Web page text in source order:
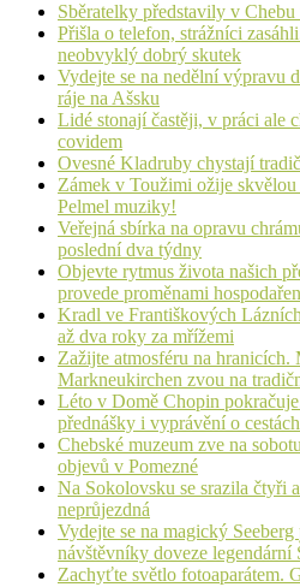
Sběratelky představily v
Přišla o telefon, strážníci
neobvyklý dobrý skutek
Vydejte se na nedělní výpravu
ráje na Ašsku
Lidé stonají častěji, v práci ale
covidem
Ovesné Kladruby chystají
Zámek v Toužimi ožije
Pelmel muziky!
Veřejná sbírka na opravu
poslední dva týdny
Objevte rytmus života našich
provede proměnami
Kradl ve Františkových
až dva roky za mřížemi
Zažijte atmosféru na hranicích.
Markneukirchen zvou na
Léto v Domě Chopin
přednášky i vyprávění o
Chebské muzeum zve na
objevů v Pomezné
Na Sokolovsku se srazila čtyři
neprůjezdná
Vydejte se na magický
návštěvníky doveze legendární
Zachyťte světlo fotoaparátem.